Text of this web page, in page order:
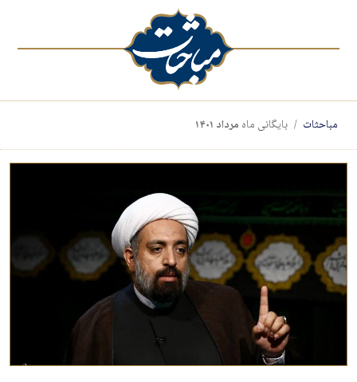
مباحثات بایگانی ماه مرداد ۱۴۰۱